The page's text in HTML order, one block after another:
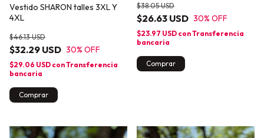
Vestido SHARON talles 3XL Y
4XL
$32.29 USD
$46.13 USD
30% OFF
$29.06 USD conTransferencia
bancaria
Comprar
$26.63 USD
$38.05 USD
30% OFF
$23.97 USD conTransferencia
bancaria
Comprar